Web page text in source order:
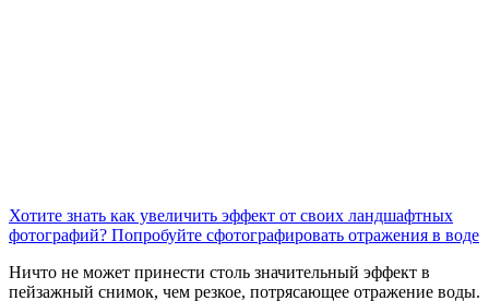
Хотите знать как увеличить эффект от своих ландшафтных
фотографий? Попробуйте сфотографировать отражения в воде
Ничто не может принести столь значительный эффект в
пейзажный снимок, чем резкое, потрясающее отражение воды.